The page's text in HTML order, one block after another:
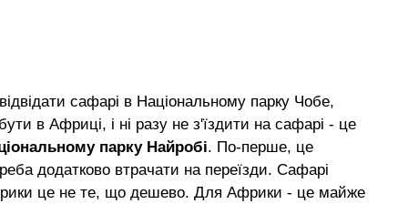
сафарі в Національному парку Чобе,
в Африці, і ні разу не з'їздити на сафарі - це
парку Найробі. По-перше, це
додатково втрачати на переїзди. Сафарі
це не те, що дешево. Для Африки - це майже